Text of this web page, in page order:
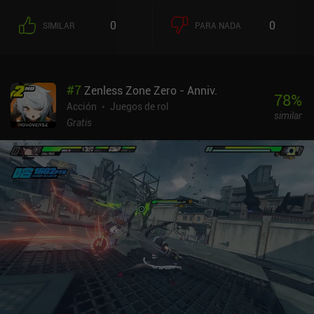
SIMILAR 0 PARA NADA 0
#7 Zenless Zone Zero - Anniv.
Acción
Juegos de rol
Gratis
78%
similar